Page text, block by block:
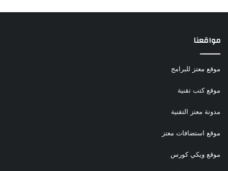
مواقعنا
موقع معتز للبرامج
موقع كتب تقنية
مدونة معتز التقنية
موقع استضافات معتز
موقع ويكي كورس